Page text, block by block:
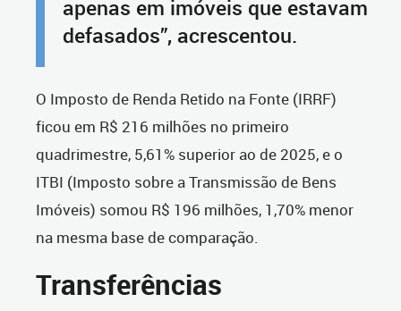
apenas em imóveis que estavam
defasados”, acrescentou.
O Imposto de Renda Retido na Fonte (IRRF)
ficou em R$ 216 milhões no primeiro
quadrimestre, 5,61% superior ao de 2025, e o
ITBI (Imposto sobre a Transmissão de Bens
Imóveis) somou R$ 196 milhões, 1,70% menor
na mesma base de comparação.
Transferências